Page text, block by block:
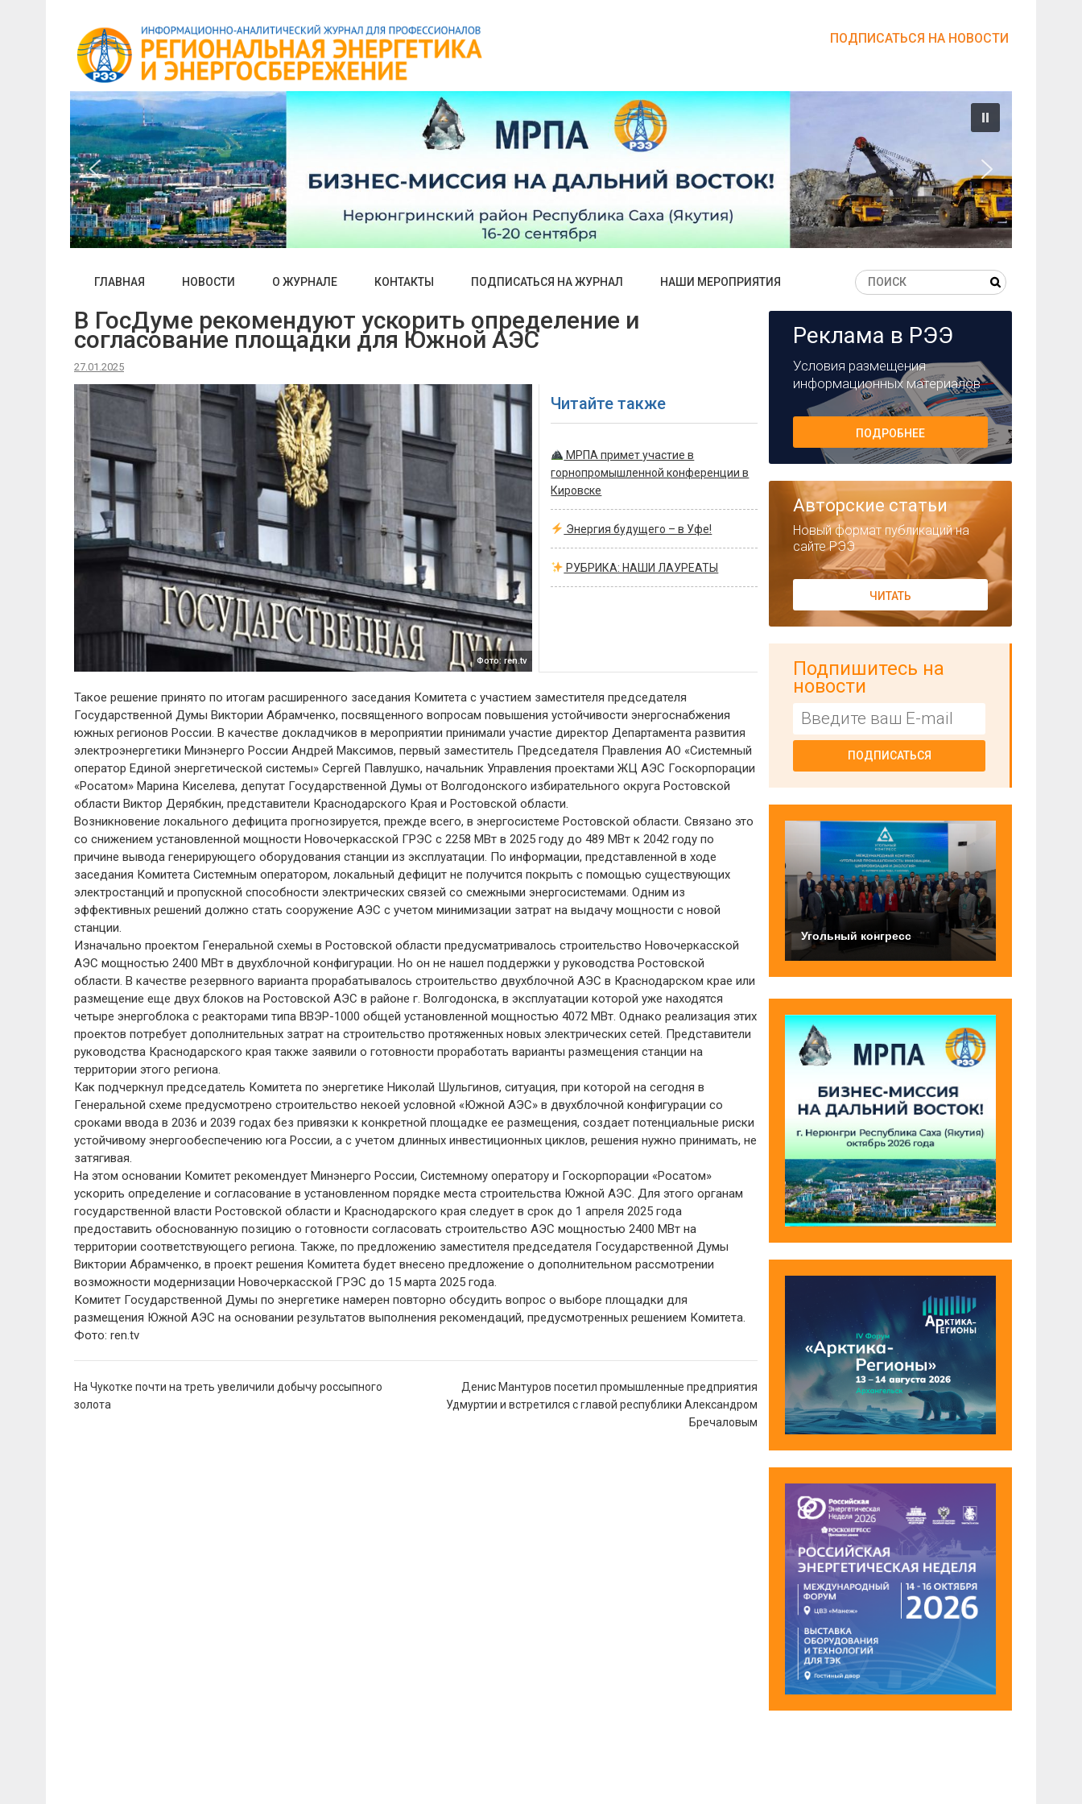
ПОДПИСАТЬСЯ НА НОВОСТИ
ГЛАВНАЯ НОВОСТИ О ЖУРНАЛЕ КОНТАКТЫ ПОДПИСАТЬСЯ НА ЖУРНАЛ НАШИ МЕРОПРИЯТИЯ
В ГосДуме рекомендуют ускорить определение и
согласование площадки для Южной АЭС
27.01.2025
Фото: ren.tv
Читайте также
МРПА примет участие в
горнопромышленной конференции в
Кировске
Энергия будущего – в Уфе!
РУБРИКА: НАШИ ЛАУРЕАТЫ
Такое решение принято по итогам расширенного заседания Комитета с участием заместителя председателя
Государственной Думы Виктории Абрамченко, посвященного вопросам повышения устойчивости энергоснабжения
южных регионов России. В качестве докладчиков в мероприятии принимали участие директор Департамента развития
электроэнергетики Минэнерго России Андрей Максимов, первый заместитель Председателя Правления АО «Системный
оператор Единой энергетической системы» Сергей Павлушко, начальник Управления проектами ЖЦ АЭС Госкорпорации
«Росатом» Марина Киселева, депутат Государственной Думы от Волгодонского избирательного округа Ростовской
области Виктор Дерябкин, представители Краснодарского Края и Ростовской области.
Возникновение локального дефицита прогнозируется, прежде всего, в энергосистеме Ростовской области. Связано это
со снижением установленной мощности Новочеркасской ГРЭС с 2258 МВт в 2025 году до 489 МВт к 2042 году по
причине вывода генерирующего оборудования станции из эксплуатации. По информации, представленной в ходе
заседания Комитета Системным оператором, локальный дефицит не получится покрыть с помощью существующих
электростанций и пропускной способности электрических связей со смежными энергосистемами. Одним из
эффективных решений должно стать сооружение АЭС с учетом минимизации затрат на выдачу мощности с новой
станции.
Изначально проектом Генеральной схемы в Ростовской области предусматривалось строительство Новочеркасской
АЭС мощностью 2400 МВт в двухблочной конфигурации. Но он не нашел поддержки у руководства Ростовской
области. В качестве резервного варианта прорабатывалось строительство двухблочной АЭС в Краснодарском крае или
размещение еще двух блоков на Ростовской АЭС в районе г. Волгодонска, в эксплуатации которой уже находятся
четыре энергоблока с реакторами типа ВВЭР-1000 общей установленной мощностью 4072 МВт. Однако реализация этих
проектов потребует дополнительных затрат на строительство протяженных новых электрических сетей. Представители
руководства Краснодарского края также заявили о готовности проработать варианты размещения станции на
территории этого региона.
Как подчеркнул председатель Комитета по энергетике Николай Шульгинов, ситуация, при которой на сегодня в
Генеральной схеме предусмотрено строительство некоей условной «Южной АЭС» в двухблочной конфигурации со
сроками ввода в 2036 и 2039 годах без привязки к конкретной площадке ее размещения, создает потенциальные риски
устойчивому энергообеспечению юга России, а с учетом длинных инвестиционных циклов, решения нужно принимать, не
затягивая.
На этом основании Комитет рекомендует Минэнерго России, Системному оператору и Госкорпорации «Росатом»
ускорить определение и согласование в установленном порядке места строительства Южной АЭС. Для этого органам
государственной власти Ростовской области и Краснодарского края следует в срок до 1 апреля 2025 года
предоставить обоснованную позицию о готовности согласовать строительство АЭС мощностью 2400 МВт на
территории соответствующего региона. Также, по предложению заместителя председателя Государственной Думы
Виктории Абрамченко, в проект решения Комитета будет внесено предложение о дополнительном рассмотрении
возможности модернизации Новочеркасской ГРЭС до 15 марта 2025 года.
Комитет Государственной Думы по энергетике намерен повторно обсудить вопрос о выборе площадки для
размещения Южной АЭС на основании результатов выполнения рекомендаций, предусмотренных решением Комитета.
Фото: ren.tv
Навигация
по
На Чукотке почти на треть увеличили добычу россыпного
золота
Денис Мантуров посетил промышленные предприятия
Удмуртии и встретился с главой республики Александром
Бречаловым
Реклама в РЭЭ
Условия размещения
информационных материалов
ПОДРОБНЕЕ
Авторские статьи
Новый формат публикаций на
сайте РЭЭ
ЧИТАТЬ
Подпишитесь на
новости
ПОДПИСАТЬСЯ
Угольный конгресс